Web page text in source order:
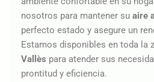
nosotros para mantener su aire
perfecto estado y asegure un
Estamos disponibles en toda la
Vallès para atender sus
prontitud y eficiencia.